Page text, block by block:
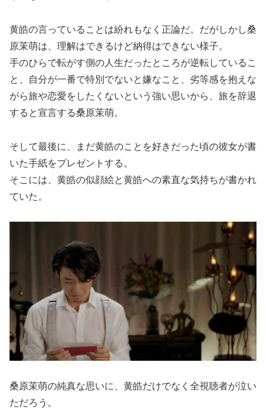
黄皓の言っていることは紛れもなく正論だ。だがしかし桑
原茉萌は、理解はできるけど納得はできない様子。
手のひらで転がす側の人生だったところが逆転しているこ
と、自分が一番で特別でないと嫌なこと、劣等感を抱えな
がら旅や恋愛をしたくないという強い思いから、旅を辞退
すると宣言する桑原茉萌。
そして最後に、まだ黄皓のことを好きだった頃の彼女が書
いた手紙をプレゼントする。
そこには、黄皓の似顔絵と黄皓への素直な気持ちが書かれ
ていた。
桑原茉萌の純真な思いに、黄皓だけでなく全視聴者が泣い
ただろう。